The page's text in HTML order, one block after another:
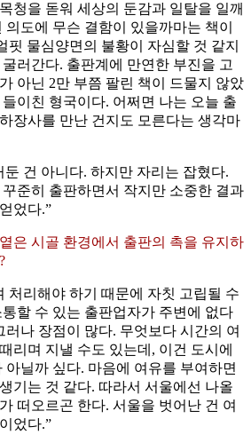
청을 돋워 세상의 둔감과 일탈을 일깨
도에 무슨 결함이 있을까마는 책이
핏 물심양면의 불황이 자심할 것 같지
러간다. 출판계에 만연한 부진을 고
아닌 2만 부쯤 팔린 책이 드물지 않았
이친 형국이다. 어쩌면 나는 오늘 출
장사를 만난 건지도 모른다는 생각마
건 아니다. 하지만 자리는 잡혔다.
준히 출판하면서 작지만 소중한 결과
었다.”
은 시골 환경에서 출판의 촉을 유지하
처리해야 하기 때문에 자칫 고립될 수
할 수 있는 출판업자가 주변에 없다
러나 장점이 많다. 무엇보다 시간의 여
리며 지낼 수도 있는데, 이건 도시에
아닐까 싶다. 마음에 여유를 부여하면
기는 것 같다. 따라서 서울에선 나올
떠오르곤 한다. 서울을 벗어난 건 여
었다.”